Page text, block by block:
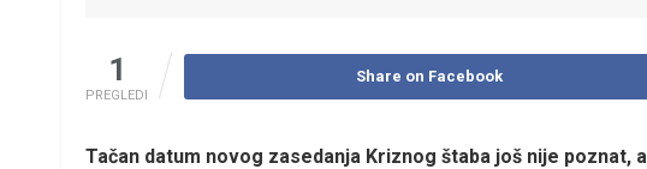
1
PREGLEDI
Share on Facebook
Tačan datum novog zasedanja Kriznog štaba još nije